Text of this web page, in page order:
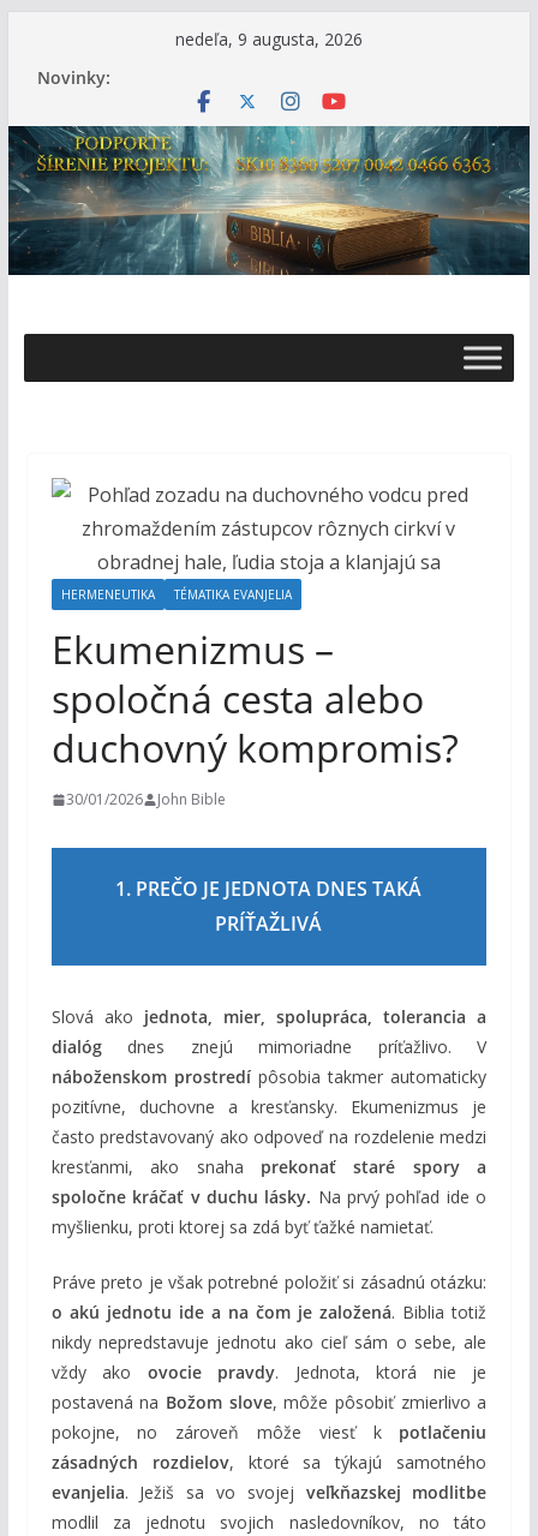
nedeľa, 9 augusta, 2026
Novinky:
s
B
o
h
m
HERMENEUTIKA TÉMATIKA EVANJELIA
Ekumenizmus –
spoločná cesta alebo
duchovný kompromis?
30/01/2026 John Bible
1. PREČO JE JEDNOTA DNES TAKÁ
PRÍŤAŽLIVÁ
Slová ako jednota, mier, spolupráca, tolerancia a
dialógdnes znejú mimoriadne príťažlivo. V
náboženskom prostredípôsobia takmer automaticky
pozitívne, duchovne a kresťansky. Ekumenizmus je
často predstavovaný ako odpoveď na rozdelenie medzi
kresťanmi, ako snaha prekonať staré spory a
spoločne kráčať v duchu lásky. Na prvý pohľad ide o
myšlienku, proti ktorej sa zdá byť ťažké namietať.
Práve preto je však potrebné položiť si zásadnú otázku:
o akú jednotu ide a na čom je založená. Biblia totiž
nikdy nepredstavuje jednotu ako cieľ sám o sebe, ale
vždy ako ovocie pravdy. Jednota, ktorá nie je
postavená na Božom slove, môže pôsobiť zmierlivo a
pokojne, no zároveň môže viesť k potlačeniu
zásadných rozdielov, ktoré sa týkajú samotného
evanjelia. Ježiš sa vo svojej veľkňazskej modlitbe
modlil za jednotu svojich nasledovníkov, no táto